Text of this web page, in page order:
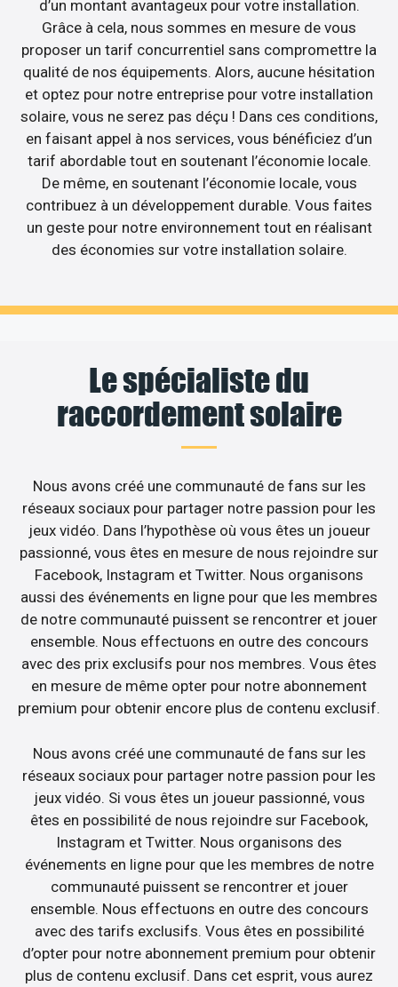
d’un montant avantageux pour votre installation.
Grâce à cela, nous sommes en mesure de vous
proposer un tarif concurrentiel sans compromettre la
qualité de nos équipements. Alors, aucune hésitation
et optez pour notre entreprise pour votre installation
solaire, vous ne serez pas déçu ! Dans ces conditions,
en faisant appel à nos services, vous bénéficiez d’un
tarif abordable tout en soutenant l’économie locale.
De même, en soutenant l’économie locale, vous
contribuez à un développement durable. Vous faites
un geste pour notre environnement tout en réalisant
des économies sur votre installation solaire.
Le spécialiste du
raccordement solaire
Nous avons créé une communauté de fans sur les
réseaux sociaux pour partager notre passion pour les
jeux vidéo. Dans l’hypothèse où vous êtes un joueur
passionné, vous êtes en mesure de nous rejoindre sur
Facebook, Instagram et Twitter. Nous organisons
aussi des événements en ligne pour que les membres
de notre communauté puissent se rencontrer et jouer
ensemble. Nous effectuons en outre des concours
avec des prix exclusifs pour nos membres. Vous êtes
en mesure de même opter pour notre abonnement
premium pour obtenir encore plus de contenu exclusif.
Nous avons créé une communauté de fans sur les
réseaux sociaux pour partager notre passion pour les
jeux vidéo. Si vous êtes un joueur passionné, vous
êtes en possibilité de nous rejoindre sur Facebook,
Instagram et Twitter. Nous organisons des
événements en ligne pour que les membres de notre
communauté puissent se rencontrer et jouer
ensemble. Nous effectuons en outre des concours
avec des tarifs exclusifs. Vous êtes en possibilité
d’opter pour notre abonnement premium pour obtenir
plus de contenu exclusif. Dans cet esprit, vous aurez